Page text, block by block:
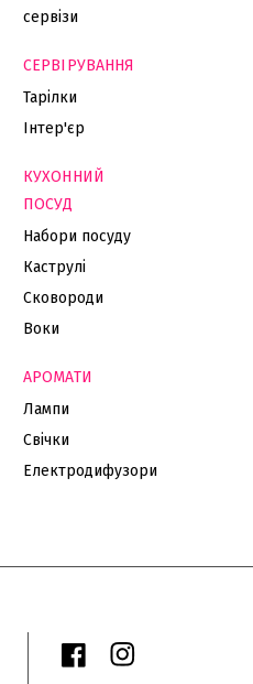
сервізи
СЕРВІРУВАННЯ
Тарілки
Інтер'єр
КУХОННИЙ
ПОСУД
Набори посуду
Каструлі
Сковороди
Воки
АРОМАТИ
Лампи
Свічки
Електродифузори